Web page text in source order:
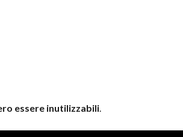
essere inutilizzabili.